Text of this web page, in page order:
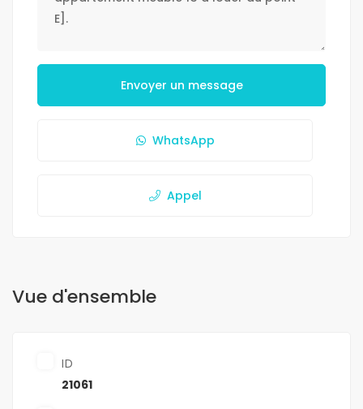
Envoyer un message
WhatsApp
Appel
Vue d'ensemble
ID
21061